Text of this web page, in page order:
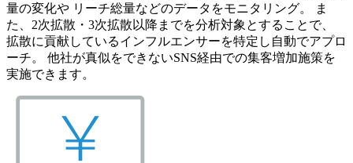
量の変化や リーチ総量などのデータをモニタリング。 ま
た、2次拡散・3次拡散以降までを分析対象とすることで、
拡散に貢献しているインフルエンサーを特定し自動でアプロ
ーチ。 他社が真似をできないSNS経由での集客増加施策を
実施できます。